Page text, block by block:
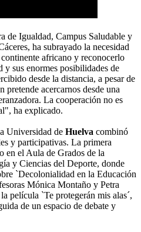
de Igualdad, Campus Saludable y
ha subrayado la necesidad
africano y reconocerlo
y sus enormes posibilidades de
desde la distancia, a pesar de
pretende acercarnos desde una
La cooperación no es
ha explicado.
Universidad de Huelva combinó
y participativas. La primera
en el Aula de Grados de la
y Ciencias del Deporte, donde
`Decolonialidad en la Educación
Mónica Montaño y Petra
película `Te protegerán mis alas´,
de un espacio de debate y